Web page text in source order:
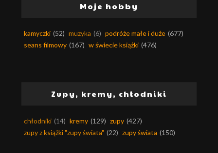
Moje hobby
kamyczki (52) muzyka (6) podróże małe i duże (677)
seans filmowy (167) w świecie książki (476)
Zupy, kremy, chłodniki
chłodniki (14) kremy (129) zupy (427)
zupy z książki "zupy świata" (22) zupy świata (150)